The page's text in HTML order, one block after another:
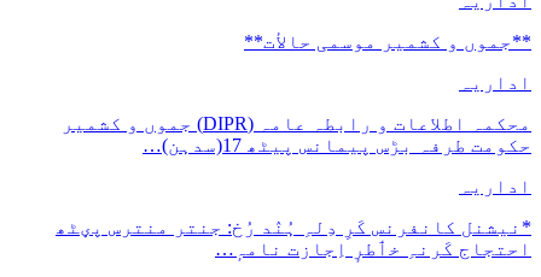
**جموں و كشمیر موسمی حالأت**
اداریہ
محکمہ اطلاعات و رابطہ عامہ (DIPR) جموں و کشمیر
حکومت طرفہ بڑس پیمانس پیٹھ 17(سدہن)…
اداریہ
*نیشنل کانفرنس کَرِ دِلہِ ہُنٛد رُخ: جنتر منترس پؠٹھ
احتجاج کَرنہِ خٲطرٕ اِجازت نامہٕ…